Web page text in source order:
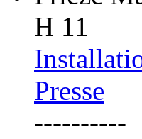
H 11
Presse
----------